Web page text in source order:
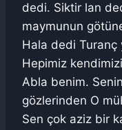
dedi. Siktir lan
maymunun
Hala dedi Turanç
Hepimiz
Abla benim.
gözlerinden O
Sen çok aziz bir